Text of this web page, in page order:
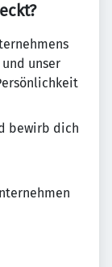
unser
bewirb dich